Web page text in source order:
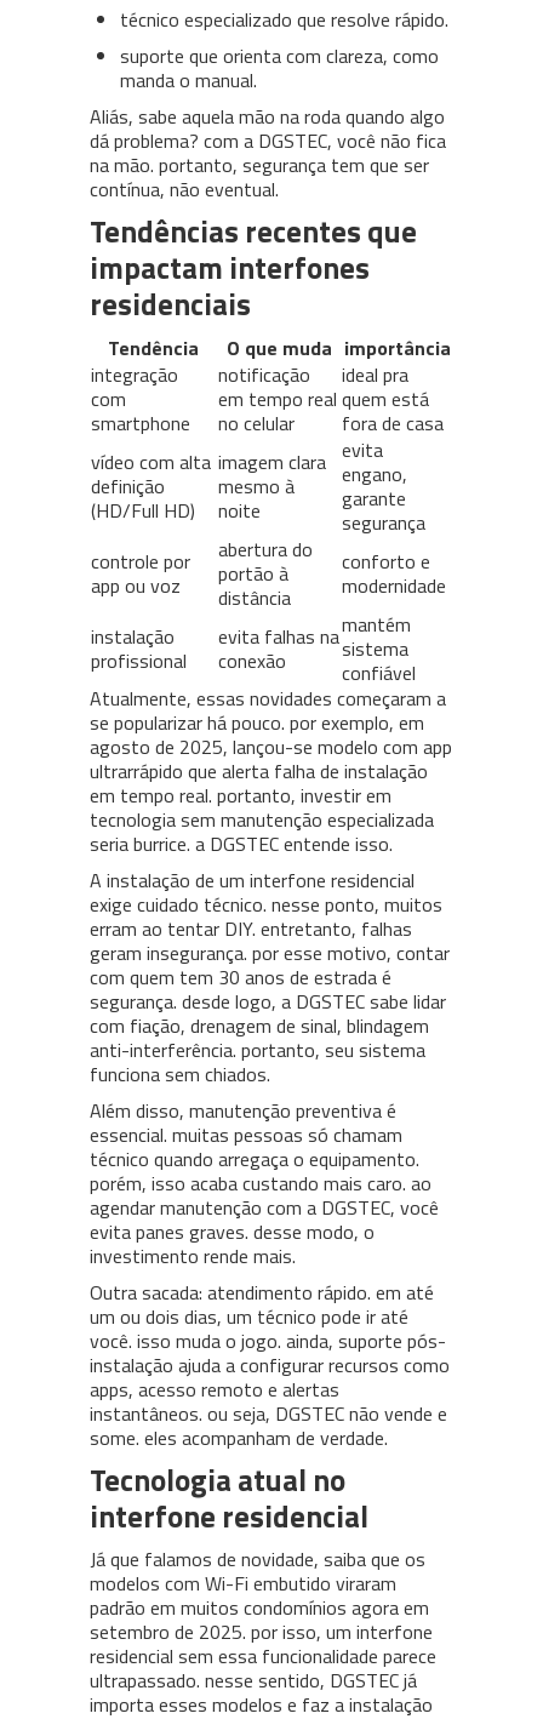
técnico especializado que resolve rápido.
suporte que orienta com clareza, como
manda o manual.
Aliás, sabe aquela mão na roda quando algo
dá problema? com a DGSTEC, você não fica
na mão. portanto, segurança tem que ser
contínua, não eventual.
Tendências recentes que
impactam interfones
residenciais
Tendência O que muda importância
integração
com
smartphone
notificação
em tempo real
no celular
ideal pra
quem está
fora de casa
vídeo com alta
definição
(HD/Full HD)
imagem clara
mesmo à
noite
evita
engano,
garante
segurança
controle por
app ou voz
abertura do
portão à
distância
conforto e
modernidade
instalação
profissional
evita falhas na
conexão
mantém
sistema
confiável
Atualmente, essas novidades começaram a
se popularizar há pouco. por exemplo, em
agosto de 2025, lançou-se modelo com app
ultrarrápido que alerta falha de instalação
em tempo real. portanto, investir em
tecnologia sem manutenção especializada
seria burrice. a DGSTEC entende isso.
A instalação de um interfone residencial
exige cuidado técnico. nesse ponto, muitos
erram ao tentar DIY. entretanto, falhas
geram insegurança. por esse motivo, contar
com quem tem 30 anos de estrada é
segurança. desde logo, a DGSTEC sabe lidar
com fiação, drenagem de sinal, blindagem
anti-interferência. portanto, seu sistema
funciona sem chiados.
Além disso, manutenção preventiva é
essencial. muitas pessoas só chamam
técnico quando arregaça o equipamento.
porém, isso acaba custando mais caro. ao
agendar manutenção com a DGSTEC, você
evita panes graves. desse modo, o
investimento rende mais.
Outra sacada: atendimento rápido. em até
um ou dois dias, um técnico pode ir até
você. isso muda o jogo. ainda, suporte pós-
instalação ajuda a configurar recursos como
apps, acesso remoto e alertas
instantâneos. ou seja, DGSTEC não vende e
some. eles acompanham de verdade.
Tecnologia atual no
interfone residencial
Já que falamos de novidade, saiba que os
modelos com Wi-Fi embutido viraram
padrão em muitos condomínios agora em
setembro de 2025. por isso, um interfone
residencial sem essa funcionalidade parece
ultrapassado. nesse sentido, DGSTEC já
importa esses modelos e faz a instalação